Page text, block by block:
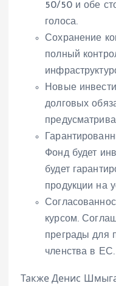
50/50 и обе
голоса.
Сохранение
полный
Новые
долговых
Фонд будет
будет
продукции на
курсом.
преграды для
членства в ЕС.
Также Денис